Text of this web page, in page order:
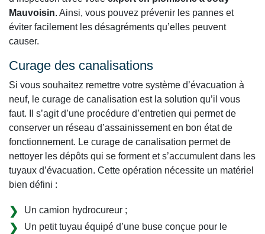
Mauvoisin. Ainsi, vous pouvez prévenir les pannes et
éviter facilement les désagréments qu’elles peuvent
causer.
Curage des canalisations
Si vous souhaitez remettre votre système d’évacuation à
neuf, le curage de canalisation est la solution qu’il vous
faut. Il s’agit d’une procédure d’entretien qui permet de
conserver un réseau d’assainissement en bon état de
fonctionnement. Le curage de canalisation permet de
nettoyer les dépôts qui se forment et s’accumulent dans les
tuyaux d’évacuation. Cette opération nécessite un matériel
bien défini :
Un camion hydrocureur ;
Un petit tuyau équipé d’une buse conçue pour le